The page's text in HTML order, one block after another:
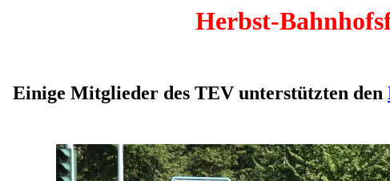
Herbst-
Einige Mitglieder des TEV unterstützten den